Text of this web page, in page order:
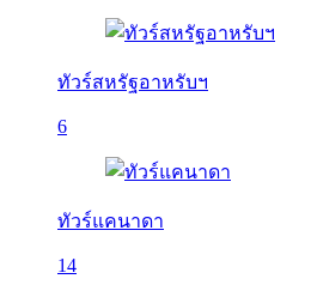
ทัวร์สหรัฐอาหรับฯ
6
ทัวร์แคนาดา
14